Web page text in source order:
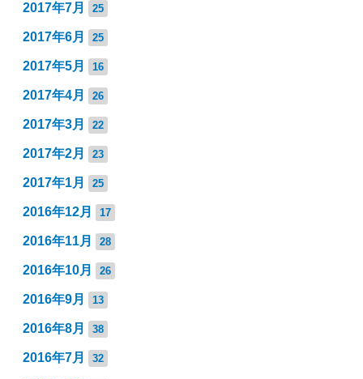
2017年7月 25
2017年6月 25
2017年5月 16
2017年4月 26
2017年3月 22
2017年2月 23
2017年1月 25
2016年12月 17
2016年11月 28
2016年10月 26
2016年9月 13
2016年8月 38
2016年7月 32